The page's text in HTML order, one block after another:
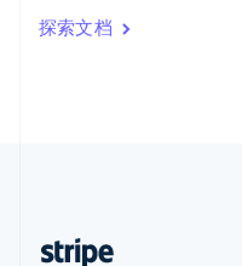
探索文档
印度
English